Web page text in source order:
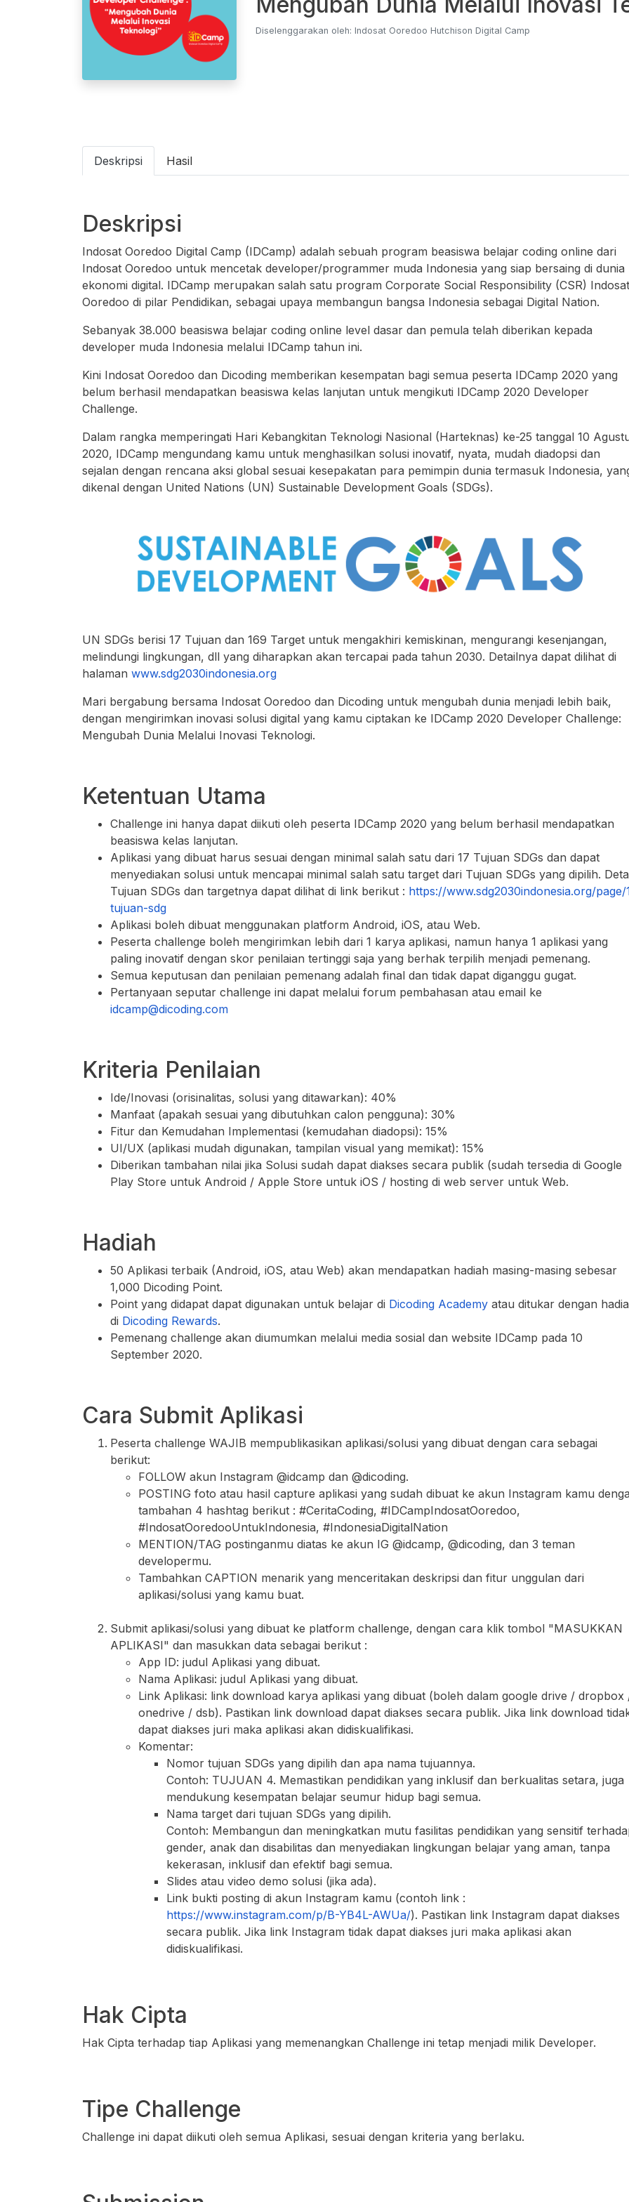
Diselenggarakan oleh: Indosat Ooredoo Hutchison Digital Camp
Deskripsi Hasil
Deskripsi
Indosat Ooredoo Digital Camp (IDCamp) adalah sebuah program beasiswa belajar coding online dari
Indosat Ooredoo untuk mencetak developer/programmer muda Indonesia yang siap bersaing di dunia
ekonomi digital. IDCamp merupakan salah satu program Corporate Social Responsibility (CSR) Indosat
Ooredoo di pilar Pendidikan, sebagai upaya membangun bangsa Indonesia sebagai Digital Nation.
Sebanyak 38.000 beasiswa belajar coding online level dasar dan pemula telah diberikan kepada
developer muda Indonesia melalui IDCamp tahun ini.
Kini Indosat Ooredoo dan Dicoding memberikan kesempatan bagi semua peserta IDCamp 2020 yang
belum berhasil mendapatkan beasiswa kelas lanjutan untuk mengikuti IDCamp 2020 Developer
Challenge.
Dalam rangka memperingati Hari Kebangkitan Teknologi Nasional (Harteknas) ke-25 tanggal 10
2020, IDCamp mengundang kamu untuk menghasilkan solusi inovatif, nyata, mudah diadopsi dan
sejalan dengan rencana aksi global sesuai kesepakatan para pemimpin dunia termasuk Indonesia,
dikenal dengan United Nations (UN) Sustainable Development Goals (SDGs).
UN SDGs berisi 17 Tujuan dan 169 Target untuk mengakhiri kemiskinan, mengurangi kesenjangan,
melindungi lingkungan, dll yang diharapkan akan tercapai pada tahun 2030. Detailnya dapat dilihat di
halaman www.sdg2030indonesia.org
Mari bergabung bersama Indosat Ooredoo dan Dicoding untuk mengubah dunia menjadi lebih baik,
dengan mengirimkan inovasi solusi digital yang kamu ciptakan ke IDCamp 2020 Developer Challenge:
Mengubah Dunia Melalui Inovasi Teknologi.
Ketentuan Utama
Challenge ini hanya dapat diikuti oleh peserta IDCamp 2020 yang belum berhasil mendapatkan
beasiswa kelas lanjutan.
Aplikasi yang dibuat harus sesuai dengan minimal salah satu dari 17 Tujuan SDGs dan dapat
menyediakan solusi untuk mencapai minimal salah satu target dari Tujuan SDGs yang dipilih.
Tujuan SDGs dan targetnya dapat dilihat di link berikut : https://www.sdg2030indonesia.org/page/
tujuan-sdg
Aplikasi boleh dibuat menggunakan platform Android, iOS, atau Web.
Peserta challenge boleh mengirimkan lebih dari 1 karya aplikasi, namun hanya 1 aplikasi yang
paling inovatif dengan skor penilaian tertinggi saja yang berhak terpilih menjadi pemenang.
Semua keputusan dan penilaian pemenang adalah final dan tidak dapat diganggu gugat.
Pertanyaan seputar challenge ini dapat melalui forum pembahasan atau email ke
idcamp@dicoding.com
Kriteria Penilaian
Ide/Inovasi (orisinalitas, solusi yang ditawarkan): 40%
Manfaat (apakah sesuai yang dibutuhkan calon pengguna): 30%
Fitur dan Kemudahan Implementasi (kemudahan diadopsi): 15%
UI/UX (aplikasi mudah digunakan, tampilan visual yang memikat): 15%
Diberikan tambahan nilai jika Solusi sudah dapat diakses secara publik (sudah tersedia di Google
Play Store untuk Android / Apple Store untuk iOS / hosting di web server untuk Web.
Hadiah
50 Aplikasi terbaik (Android, iOS, atau Web) akan mendapatkan hadiah masing-masing sebesar
1,000 Dicoding Point.
Point yang didapat dapat digunakan untuk belajar di Dicoding Academy atau ditukar dengan
di Dicoding Rewards.
Pemenang challenge akan diumumkan melalui media sosial dan website IDCamp pada 10
September 2020.
Cara Submit Aplikasi
Peserta challenge WAJIB mempublikasikan aplikasi/solusi yang dibuat dengan cara sebagai
berikut:
FOLLOW akun Instagram @idcamp dan @dicoding.
POSTING foto atau hasil capture aplikasi yang sudah dibuat ke akun Instagram kamu
tambahan 4 hashtag berikut : #CeritaCoding, #IDCampIndosatOoredoo,
#IndosatOoredooUntukIndonesia, #IndonesiaDigitalNation
MENTION/TAG postinganmu diatas ke akun IG @idcamp, @dicoding, dan 3 teman
developermu.
Tambahkan CAPTION menarik yang menceritakan deskripsi dan fitur unggulan dari
aplikasi/solusi yang kamu buat.
Submit aplikasi/solusi yang dibuat ke platform challenge, dengan cara klik tombol "MASUKKAN
APLIKASI" dan masukkan data sebagai berikut :
App ID: judul Aplikasi yang dibuat.
Nama Aplikasi: judul Aplikasi yang dibuat.
Link Aplikasi: link download karya aplikasi yang dibuat (boleh dalam google drive / dropbox
onedrive / dsb). Pastikan link download dapat diakses secara publik. Jika link download
dapat diakses juri maka aplikasi akan didiskualifikasi.
Komentar:
Nomor tujuan SDGs yang dipilih dan apa nama tujuannya.
Contoh: TUJUAN 4. Memastikan pendidikan yang inklusif dan berkualitas setara, juga
mendukung kesempatan belajar seumur hidup bagi semua.
Nama target dari tujuan SDGs yang dipilih.
Contoh: Membangun dan meningkatkan mutu fasilitas pendidikan yang sensitif
gender, anak dan disabilitas dan menyediakan lingkungan belajar yang aman, tanpa
kekerasan, inklusif dan efektif bagi semua.
Slides atau video demo solusi (jika ada).
Link bukti posting di akun Instagram kamu (contoh link :
https://www.instagram.com/p/B-YB4L-AWUa/). Pastikan link Instagram dapat diakses
secara publik. Jika link Instagram tidak dapat diakses juri maka aplikasi akan
didiskualifikasi.
Hak Cipta
Hak Cipta terhadap tiap Aplikasi yang memenangkan Challenge ini tetap menjadi milik Developer.
Tipe Challenge
Challenge ini dapat diikuti oleh semua Aplikasi, sesuai dengan kriteria yang berlaku.